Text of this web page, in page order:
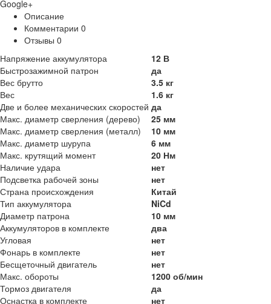
Google+
Описание
Комментарии 0
Отзывы 0
Напряжение аккумулятора
12 В
Быстрозажимной патрон
да
Вес брутто
3.5 кг
Вес
1.6 кг
Две и более механических скоростей да
Макс. диаметр сверления (дерево)
25 мм
Макс. диаметр сверления (металл)
10 мм
Макс. диаметр шурупа
6 мм
Макс. крутящий момент
20 Нм
Наличие удара
нет
Подсветка рабочей зоны
нет
Страна происхождения
Китай
Тип аккумулятора
NiCd
Диаметр патрона
10 мм
Аккумуляторов в комплекте
два
Угловая
нет
Фонарь в комплекте
нет
Бесщеточный двигатель
нет
Макс. обороты
1200 об/мин
Тормоз двигателя
да
Оснастка в комплекте
нет